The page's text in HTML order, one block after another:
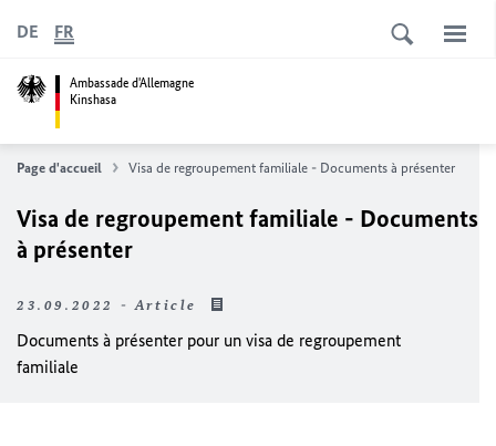
Ambassade d'Allemagne
Kinshasa
DE FR
Page d'accueil Visa de regroupement familiale - Documents à présenter
Visa de regroupement familiale - Documents
à présenter
23.09.2022 - Article
Documents à présenter pour un visa de regroupement
familiale